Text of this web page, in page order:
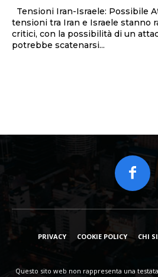
Tensioni Iran-Israele: Possibile
tensioni tra Iran e Israele stanno
critici, con la possibilità di un
potrebbe scatenarsi...
PRIVACY COOKIE POLICY CHI
Questo sito web non rappresenta una